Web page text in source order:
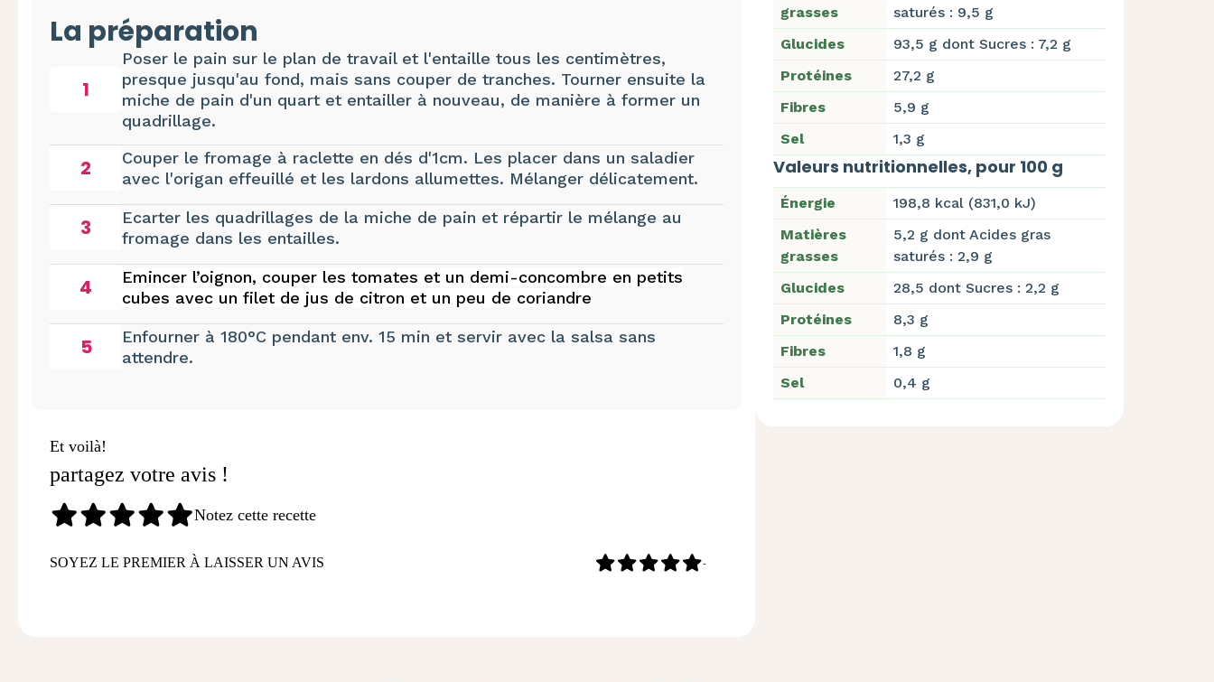
La préparation
1
Poser le pain sur le plan de travail et l'entaille tous les centimètres,
presque jusqu'au fond, mais sans couper de tranches. Tourner ensuite la
miche de pain d'un quart et entailler à nouveau, de manière à former un
quadrillage.
2
Couper le fromage à raclette en dés d'1cm. Les placer dans un saladier
avec l'origan effeuillé et les lardons allumettes. Mélanger délicatement.
3
Ecarter les quadrillages de la miche de pain et répartir le mélange au
fromage dans les entailles.
4
Emincer l’oignon, couper les tomates et un demi-concombre en petits
cubes avec un filet de jus de citron et un peu de coriandre
5
Enfourner à 180°C pendant env. 15 min et servir avec la salsa sans
attendre.
Et voilà!
partagez votre avis !
Notez cette recette
SOYEZ LE PREMIER À LAISSER UN AVIS -
grasses
saturés : 9,5 g
Glucides
93,5 g dont Sucres : 7,2 g
Protéines
27,2 g
Fibres
5,9 g
Sel
1,3 g
Valeurs nutritionnelles, pour 100 g
Énergie
198,8 kcal (831,0 kJ)
Matières
grasses
5,2 g dont Acides gras
saturés : 2,9 g
Glucides
28,5 dont Sucres : 2,2 g
Protéines
8,3 g
Fibres
1,8 g
Sel
0,4 g